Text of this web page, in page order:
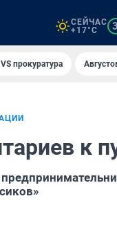
СЕЙЧАС
+17°C
3
прокуратура
к